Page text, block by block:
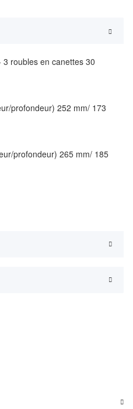
roubles en canettes 30
profondeur) 252 mm/ 173
profondeur) 265 mm/ 185